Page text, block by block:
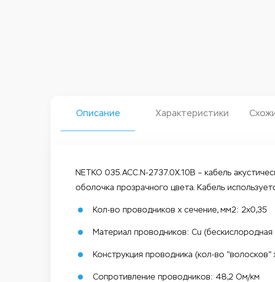
Описание Характеристики
NETKO 035.ACC.N-2737.0X.10B – кабель
оболочка прозрачного цвета. Кабель
Кол-во проводников х сечение, мм2: 2х0,35
Материал проводников: Cu
Конструкция проводника (кол-во "волосков"
Сопротивление проводников: 48,2 Ом/км